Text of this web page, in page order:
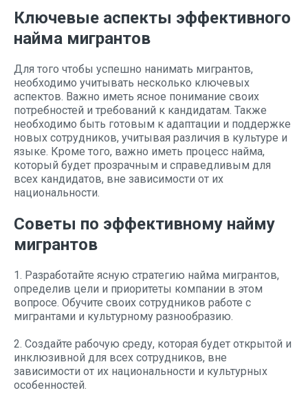
Ключевые аспекты эффективного
найма мигрантов
Для того чтобы успешно нанимать мигрантов,
необходимо учитывать несколько ключевых
аспектов. Важно иметь ясное понимание своих
потребностей и требований к кандидатам. Также
необходимо быть готовым к адаптации и поддержке
новых сотрудников, учитывая различия в культуре и
языке. Кроме того, важно иметь процесс найма,
который будет прозрачным и справедливым для
всех кандидатов, вне зависимости от их
национальности.
Советы по эффективному найму
мигрантов
1. Разработайте ясную стратегию найма мигрантов,
определив цели и приоритеты компании в этом
вопросе. Обучите своих сотрудников работе с
мигрантами и культурному разнообразию.
2. Создайте рабочую среду, которая будет открытой и
инклюзивной для всех сотрудников, вне
зависимости от их национальности и культурных
особенностей.